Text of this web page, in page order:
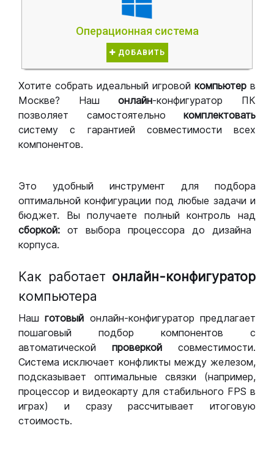
Операционная система
ДОБАВИТЬ
Хотите собрать идеальный игровой компьютер в
Москве? Нашонлайн-конфигуратор ПК
позволяет самостоятельно комплектовать
систему с гарантией совместимости всех
компонентов.
Это удобный инструмент для подбора
оптимальной конфигурации под любые задачи и
бюджет. Вы получаете полный контроль над
сборкой: от выбора процессора до дизайна
корпуса.
Как работает онлайн-конфигуратор
компьютера
Нашготовый онлайн-конфигуратор предлагает
пошаговый подбор компонентов с
автоматической проверкой совместимости.
Система исключает конфликты между железом,
подсказывает оптимальные связки (например,
процессор и видеокарту для стабильного FPS в
играх) и сразу рассчитывает итоговую
стоимость.